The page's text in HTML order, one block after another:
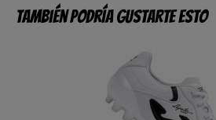
También podría gustarte esto